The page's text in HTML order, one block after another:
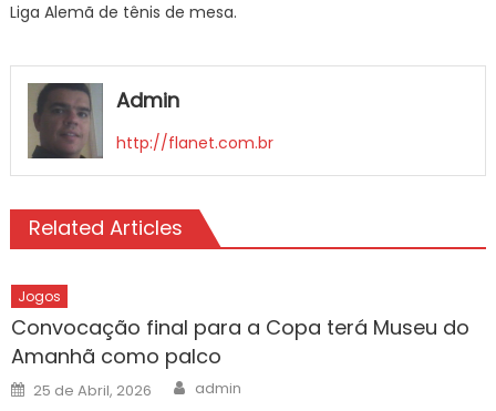
Liga Alemã de tênis de mesa.
Admin
http://flanet.com.br
Related Articles
Jogos
Convocação final para a Copa terá Museu do
Amanhã como palco
Posted
on
25 de Abril, 2026 Author
admin